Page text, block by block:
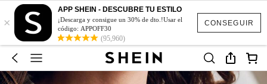
CONSEGUIR
×
APP SHEIN - DESCUBRE TU ESTILO
¡Descarga y consigue un 30% de dto.!Usar el
código: APPOFF30
(95,960)